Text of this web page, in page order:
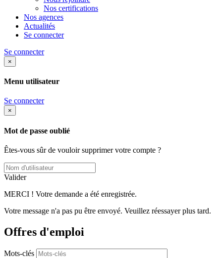
Nos certifications
Nos agences
Actualités
Se connecter
Se connecter
×
Menu utilisateur
Se connecter
×
Mot de passe oublié
Êtes-vous sûr de vouloir supprimer votre compte ?
Valider
MERCI ! Votre demande a été enregistrée.
Votre message n'a pas pu être envoyé. Veuillez réessayer plus tard.
Offres d'emploi
Mots-clés